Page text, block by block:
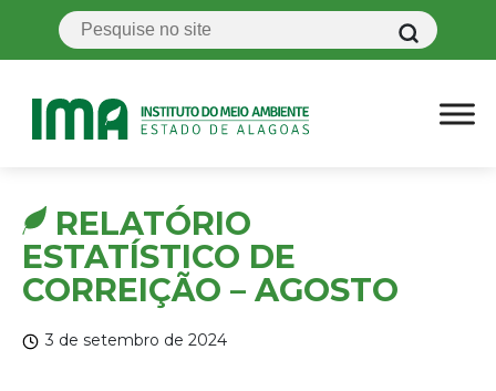
RELATÓRIO
ESTATÍSTICO DE
CORREIÇÃO – AGOSTO
3 de setembro de 2024